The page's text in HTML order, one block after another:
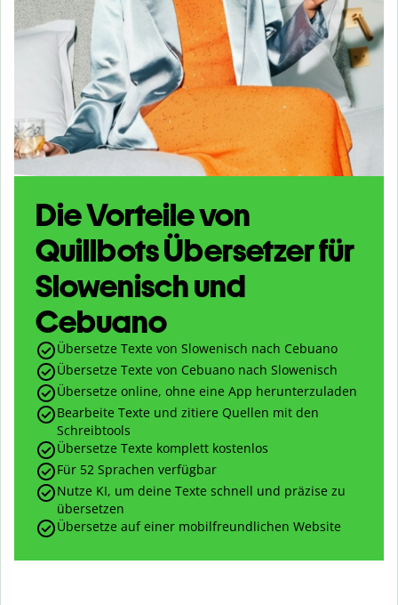
Die Vorteile von
Quillbots Übersetzer für
Slowenisch und
Cebuano
Übersetze Texte von Slowenisch nach Cebuano
Übersetze Texte von Cebuano nach Slowenisch
Übersetze online, ohne eine App herunterzuladen
Bearbeite Texte und zitiere Quellen mit den
Schreibtools
Übersetze Texte komplett kostenlos
Für 52 Sprachen verfügbar
Nutze KI, um deine Texte schnell und präzise zu
übersetzen
Übersetze auf einer mobilfreundlichen Website